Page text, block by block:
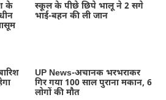
के
स्कूल के पीछे छिपे भालू ने 2 सगे
भाई-बहन की ली जान
UP News-अचानक भरभराकर
गिर गया 100 साल पुराना मकान, 6
लोगों की मौत